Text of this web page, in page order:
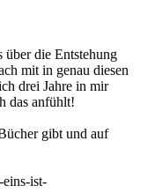
über die Entstehung
mit in genau diesen
drei Jahre in mir
das anfühlt!
gibt und auf
ist-